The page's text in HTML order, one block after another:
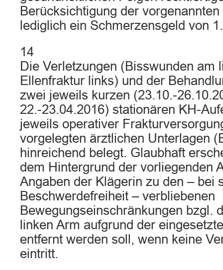
Berücksichtigung der
lediglich ein Schmerzensgeld von
14
Die Verletzungen (Bisswunden am
Ellenfraktur links) und der
zwei jeweils kurzen (23.10.-
22.-23.04.2016) stationären KH-
jeweils operativer
vorgelegten ärztlichen Unterlagen
hinreichend belegt. Glaubhaft
dem Hintergrund der vorliegenden
Angaben der Klägerin zu den – bei
Beschwerdefreiheit – verbliebenen
Bewegungseinschränkungen bzgl.
linken Arm aufgrund der
entfernt werden soll, wenn keine
eintritt.